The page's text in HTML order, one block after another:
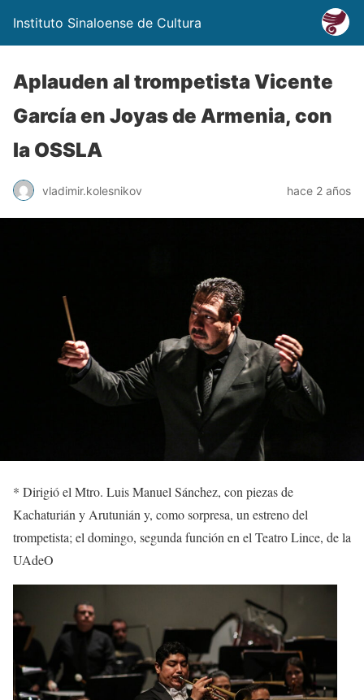
Instituto Sinaloense de Cultura
Aplauden al trompetista Vicente
García en Joyas de Armenia, con
la OSSLA
vladimir.kolesnikov hace 2 años
* Dirigióel Mtro. Luis Manuel Sánchez, con piezas de
Kachaturián y Arutunián y, como sorpresa, un estreno del
trompetista; el domingo, segunda función en el Teatro Lince, de la
UAdeO